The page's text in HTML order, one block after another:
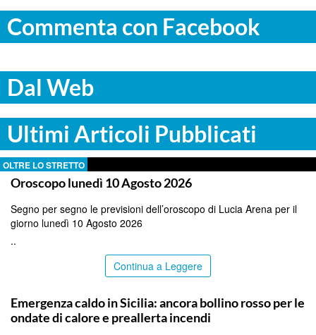
Commenta con Facebook
Dal Web
Ultimi Articoli Pubblicati
OLTRE LO STRETTO
Oroscopo lunedì 10 Agosto 2026
Segno per segno le previsioni dell’oroscopo di Lucia Arena per il
giorno lunedì 10 Agosto 2026
..
Continua a Leggere
Emergenza caldo in Sicilia: ancora bollino rosso per le
ondate di calore e preallerta incendi